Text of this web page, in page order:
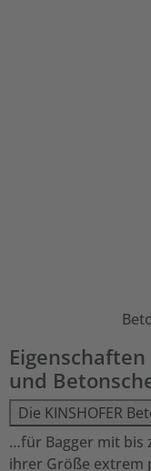
und
Die KINSHOFER
…für Bagger mit bis
ihrer Größe extrem